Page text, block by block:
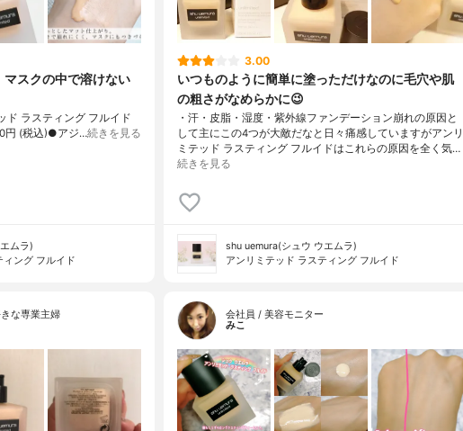
スクの中で溶けない
ド ラスティング フルイド
円 (税込)●アジ…続きを見る
ムラ)
ィング フルイド
3.00
いつものように簡単に塗っただけなのに毛穴や肌
の粗さがなめらかに😉
・汗・皮脂・湿度・紫外線ファンデーション崩れの原因と
して主にこの4つが大敵だなと日々痛感していますがアンリ
ミテッド ラスティング フルイドはこれらの原因を全く気…
続きを見る
shu uemura(シュウ ウエムラ)
アンリミテッド ラスティング フルイド
な専業主婦
会社員 / 美容モニター
みこ